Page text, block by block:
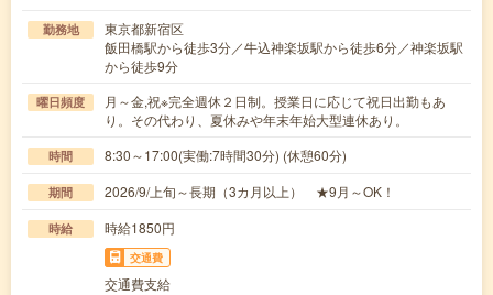
勤務地
東京都新宿区
飯田橋駅から徒歩3分／牛込神楽坂駅から徒歩6分／神楽坂駅
から徒歩9分
曜日頻度
月～金,祝※完全週休２日制。授業日に応じて祝日出勤もあ
り。その代わり、夏休みや年末年始大型連休あり。
時間 8:30～17:00(実働:7時間30分) (休憩60分)
期間 2026/9/上旬～長期（3カ月以上） ★9月～OK！
時給 時給1850円
交通費
交通費支給